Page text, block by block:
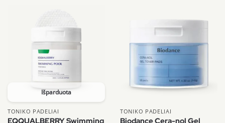
Išparduota
TONIKO PADELIAI TONIKO PADELIAI